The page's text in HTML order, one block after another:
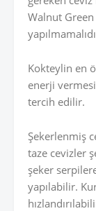
Walnut
Kokteylin en
enerji
tercih edilir.
Şekerlenmiş
taze cevizler
şeker
yapılabilir.